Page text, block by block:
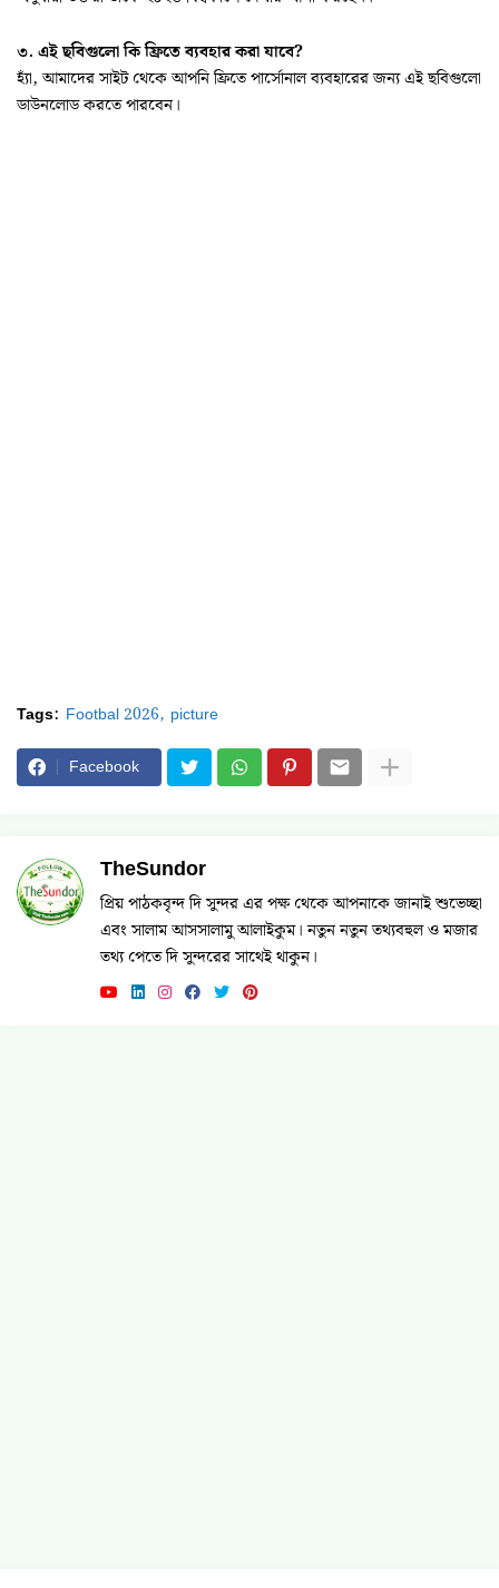
৩. এই ছবিগুলো কি ফ্রিতে ব্যবহার করা যাবে?
হ্যাঁ, আমাদের সাইট থেকে আপনি ফ্রিতে পার্সোনাল ব্যবহারের জন্য এই ছবিগুলো
ডাউনলোড করতে পারবেন।
Tags: Footbal 2026 picture
Facebook
TheSundor
প্রিয় পাঠকবৃন্দ দি সুন্দর এর পক্ষ থেকে আপনাকে জানাই শুভেচ্ছা
এবং সালাম আসসালামু আলাইকুম। নতুন নতুন তথ্যবহুল ও মজার
তথ্য পেতে দি সুন্দরের সাথেই থাকুন।